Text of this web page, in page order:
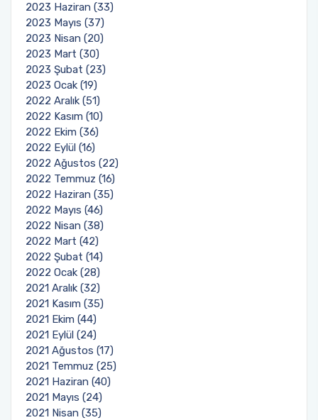
2023 Haziran (33)
2023 Mayıs (37)
2023 Nisan (20)
2023 Mart (30)
2023 Şubat (23)
2023 Ocak (19)
2022 Aralık (51)
2022 Kasım (10)
2022 Ekim (36)
2022 Eylül (16)
2022 Ağustos (22)
2022 Temmuz (16)
2022 Haziran (35)
2022 Mayıs (46)
2022 Nisan (38)
2022 Mart (42)
2022 Şubat (14)
2022 Ocak (28)
2021 Aralık (32)
2021 Kasım (35)
2021 Ekim (44)
2021 Eylül (24)
2021 Ağustos (17)
2021 Temmuz (25)
2021 Haziran (40)
2021 Mayıs (24)
2021 Nisan (35)